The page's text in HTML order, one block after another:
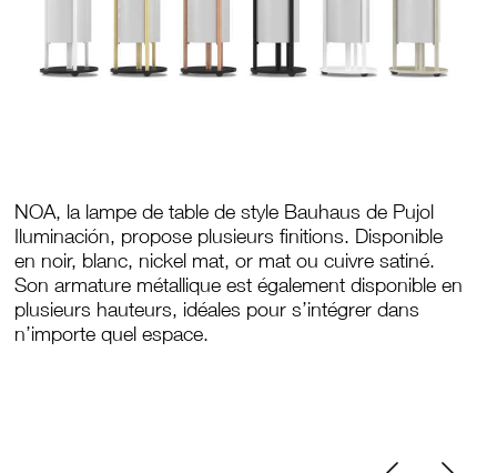
NOA, la lampe de table de style Bauhaus de Pujol
Iluminación, propose plusieurs finitions. Disponible
en noir, blanc, nickel mat, or mat ou cuivre satiné.
Son armature métallique est également disponible en
plusieurs hauteurs, idéales pour s’intégrer dans
n’importe quel espace.